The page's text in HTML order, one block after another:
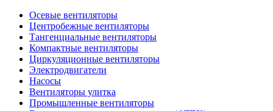
Осевые вентиляторы
Центробежные вентиляторы
Тангенциальные вентиляторы
Компактные вентиляторы
Циркуляционные вентиляторы
Электродвигатели
Насосы
Вентиляторы улитка
Промышленные вентиляторы